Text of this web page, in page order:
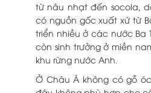
từ nâu nhạt đến socola,
có nguồn gốc xuất xứ từ
triển nhiều ở các nước Ba
còn sinh trưởng ở miền
khu rừng nước Anh.
Ở Châu Á không có gỗ